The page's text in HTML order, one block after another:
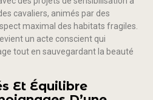
cavaliers, animés par des
maximal des habitats fragiles.
un acte conscient qui
tout en sauvegardant la beauté
Et Équilibre